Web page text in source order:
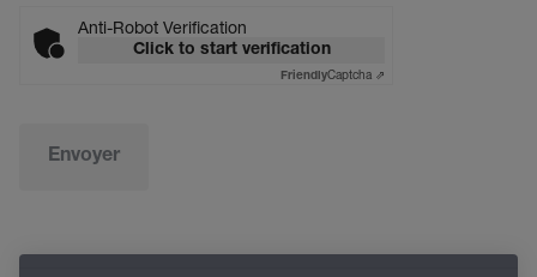
Anti-Robot Verification
Click to start verification
FriendlyCaptcha ⇗
Envoyer